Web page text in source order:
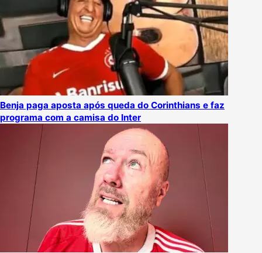
Benja paga aposta após queda do Corinthians e faz
programa com a camisa do Inter